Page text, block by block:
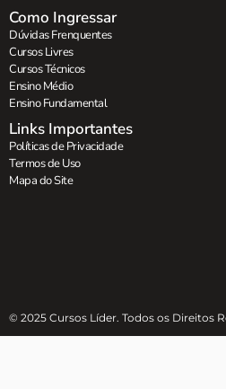
Como Ingressar
Dúvidas Frenquentes
Cursos Livres
Cursos Técnicos
Ensino Médio
Ensino Fundamental
Links Importantes
Políticas de Privacidade
Termos de Uso
Mapa do Site
© 2025 Cursos Líder. Todos os Direitos